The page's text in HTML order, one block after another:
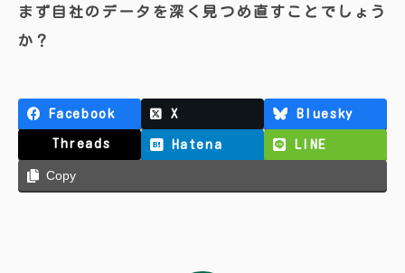
まず自社のデータを深く見つめ直すことでしょう
か？
Facebook X Bluesky
Threads Hatena LINE
Copy